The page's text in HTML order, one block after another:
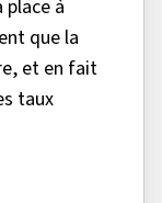
place à
que la
et en fait
taux